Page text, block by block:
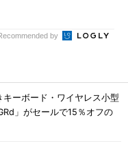
by
ーボード・ワイヤレス小型
」がセールで15％オフの